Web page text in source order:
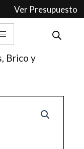
Ver Presupuesto
Brico y